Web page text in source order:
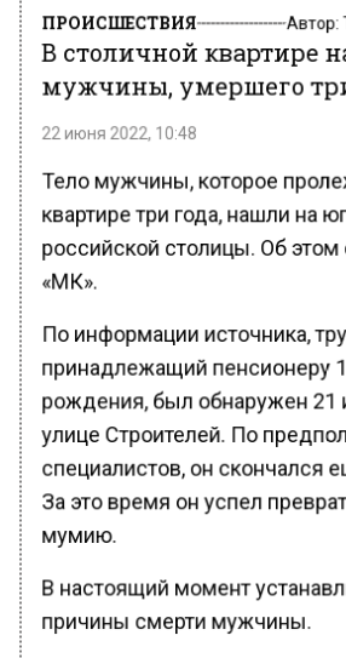
ПРОИСШЕСТВИЯ Автор:
В столичной квартире
мужчины, умершего
22 июня 2022, 10:48
Тело мужчины, которое
квартире три года, нашли на
российской столицы. Об
«МК».
По информации источника,
принадлежащий пенсионеру
рождения, был обнаружен 21
улице Строителей. По
специалистов, он скончался
За это время он успел
мумию.
В настоящий момент
причины смерти мужчины.